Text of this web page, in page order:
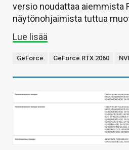
versio noudattaa aiemmista
näytönohjaimista tuttua
Lue lisää
GeForce GeForce RTX 2060